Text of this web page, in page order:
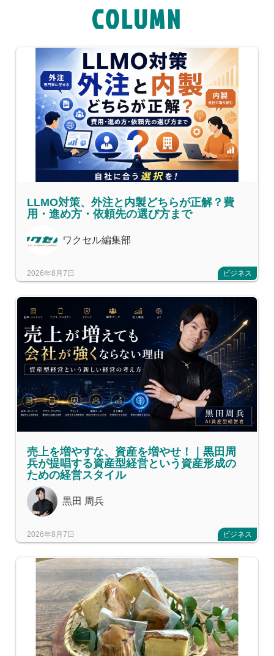
COLUMN
LLMO対策、外注と内製どちらが正解？費
用・進め方・依頼先の選び方まで
ワクセル編集部
2026年8月7日 ビジネス
売上を増やすな、資産を増やせ！｜黒田周
兵が提唱する資産型経営という資産形成の
ための経営スタイル
黒田 周兵
2026年8月7日 ビジネス